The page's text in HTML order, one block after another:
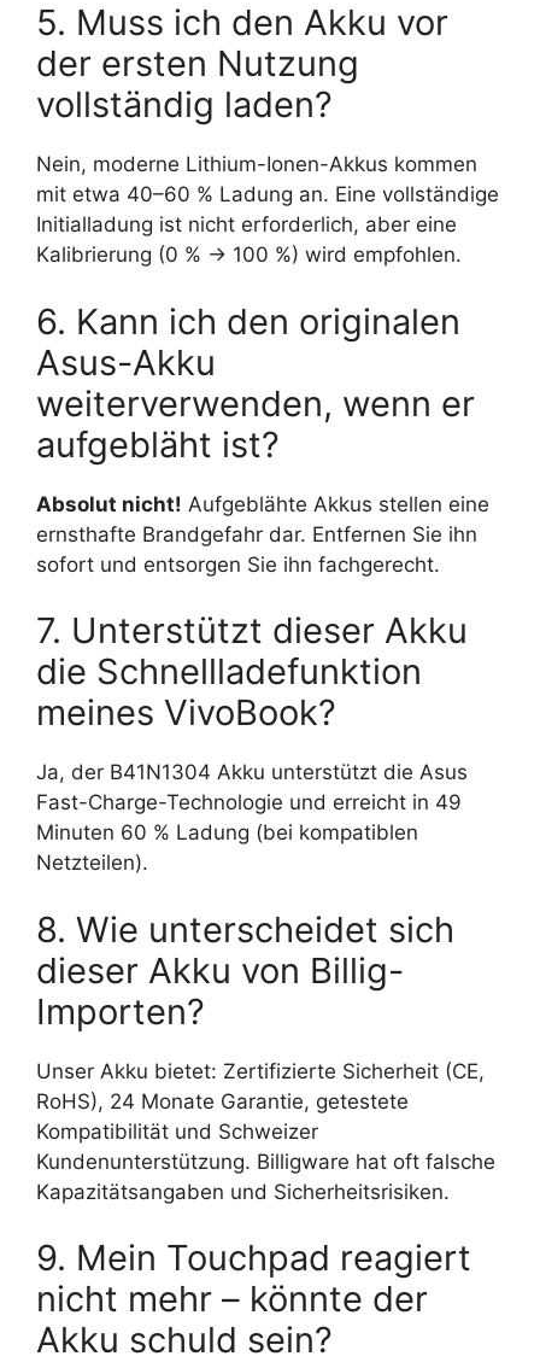
5. Muss ich den Akku vor
der ersten Nutzung
vollständig laden?
Nein, moderne Lithium-Ionen-Akkus kommen
mit etwa 40–60 % Ladung an. Eine vollständige
Initialladung ist nicht erforderlich, aber eine
Kalibrierung (0 % → 100 %) wird empfohlen.
6. Kann ich den originalen
Asus-Akku
weiterverwenden, wenn er
aufgebläht ist?
Absolut nicht! Aufgeblähte Akkus stellen eine
ernsthafte Brandgefahr dar. Entfernen Sie ihn
sofort und entsorgen Sie ihn fachgerecht.
7. Unterstützt dieser Akku
die Schnellladefunktion
meines VivoBook?
Ja, der B41N1304 Akku unterstützt die Asus
Fast-Charge-Technologie und erreicht in 49
Minuten 60 % Ladung (bei kompatiblen
Netzteilen).
8. Wie unterscheidet sich
dieser Akku von Billig-
Importen?
Unser Akku bietet: Zertifizierte Sicherheit (CE,
RoHS), 24 Monate Garantie, getestete
Kompatibilität und Schweizer
Kundenunterstützung. Billigware hat oft falsche
Kapazitätsangaben und Sicherheitsrisiken.
9. Mein Touchpad reagiert
nicht mehr – könnte der
Akku schuld sein?